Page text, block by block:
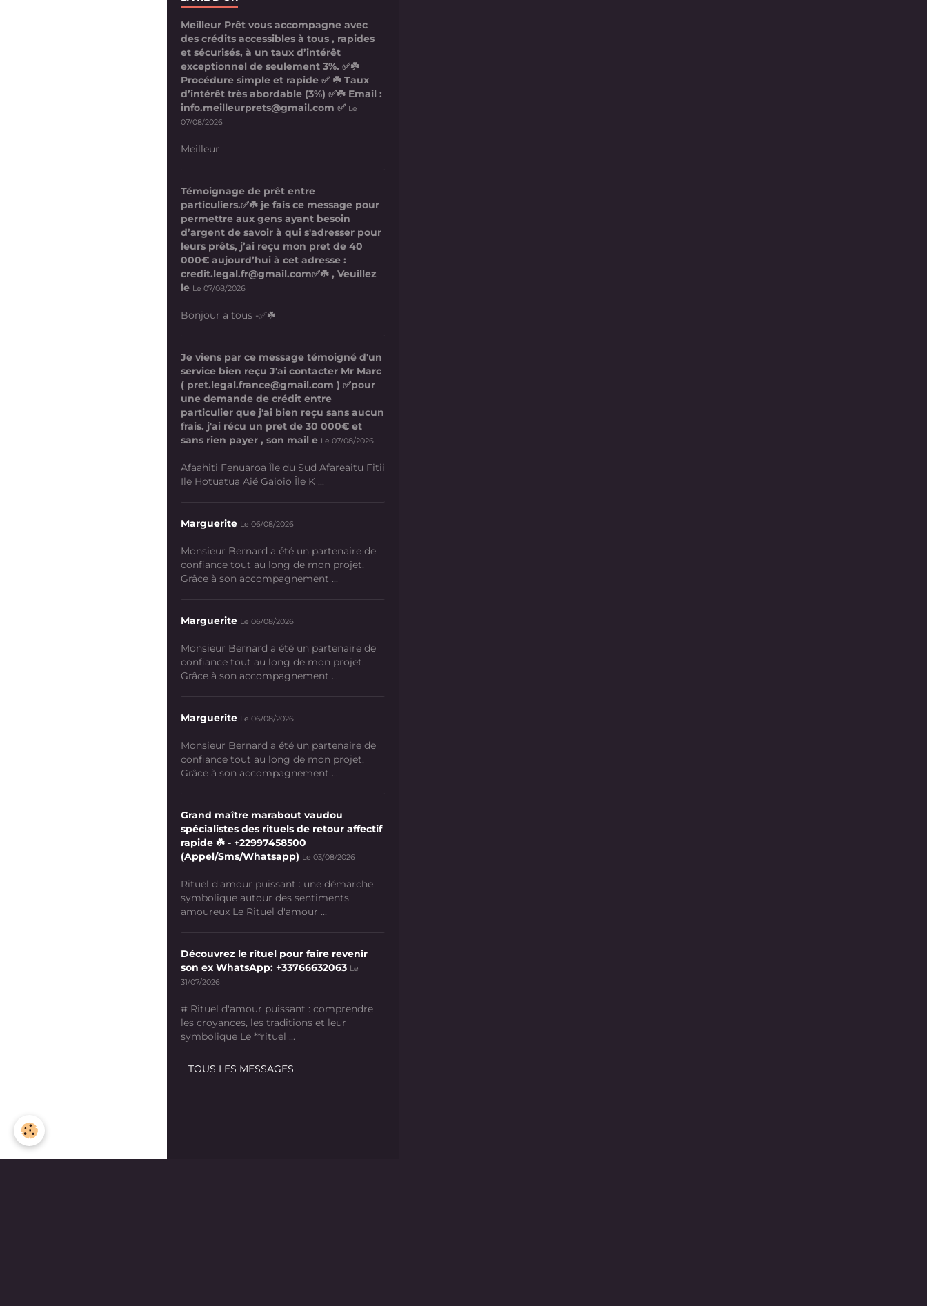
Meilleur Prêt vous accompagne avec
des crédits accessibles à tous , rapides
et sécurisés, à un taux d’intérêt
exceptionnel de seulement 3%. ✅☘️
Procédure simple et rapide ✅ ☘️ Taux
d’intérêt très abordable (3%) ✅☘️ Email :
info.meilleurprets@gmail.com ✅ Le
07/08/2026
Meilleur
Témoignage de prêt entre
particuliers.✅☘️ je fais ce message pour
permettre aux gens ayant besoin
d’argent de savoir à qui s'adresser pour
leurs prêts, j’ai reçu mon pret de 40
000€ aujourd’hui à cet adresse :
credit.legal.fr@gmail.com✅☘️ , Veuillez
le Le 07/08/2026
Bonjour a tous -✅☘️
Je viens par ce message témoigné d'un
service bien reçu J'ai contacter Mr Marc
( pret.legal.france@gmail.com ) ✅pour
une demande de crédit entre
particulier que j'ai bien reçu sans aucun
frais. j'ai récu un pret de 30 000€ et
sans rien payer , son mail e Le 07/08/2026
Afaahiti Fenuaroa Île du Sud Afareaitu Fitii
Ile Hotuatua Aié Gaioio Île K ...
Marguerite Le 06/08/2026
Monsieur Bernard a été un partenaire de
confiance tout au long de mon projet.
Grâce à son accompagnement ...
Marguerite Le 06/08/2026
Monsieur Bernard a été un partenaire de
confiance tout au long de mon projet.
Grâce à son accompagnement ...
Marguerite Le 06/08/2026
Monsieur Bernard a été un partenaire de
confiance tout au long de mon projet.
Grâce à son accompagnement ...
Grand maître marabout vaudou
spécialistes des rituels de retour affectif
rapide ☘️ - +22997458500
(Appel/Sms/Whatsapp) Le 03/08/2026
Rituel d'amour puissant : une démarche
symbolique autour des sentiments
amoureux Le Rituel d'amour ...
Découvrez le rituel pour faire revenir
son ex WhatsApp: +33766632063 Le
31/07/2026
# Rituel d'amour puissant : comprendre
les croyances, les traditions et leur
symbolique Le **rituel ...
TOUS LES MESSAGES